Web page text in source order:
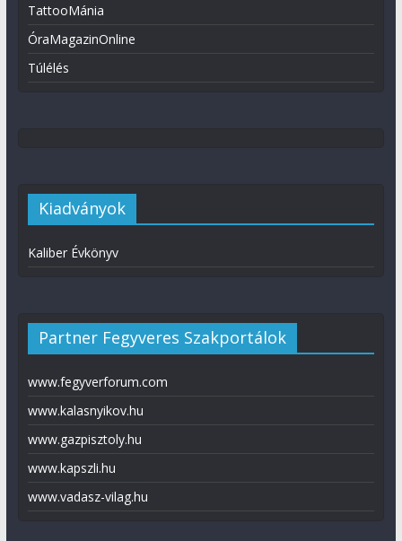
TattooMánia
ÓraMagazinOnline
Túlélés
Kiadványok
Kaliber Évkönyv
Partner Fegyveres Szakportálok
www.fegyverforum.com
www.kalasnyikov.hu
www.gazpisztoly.hu
www.kapszli.hu
www.vadasz-vilag.hu